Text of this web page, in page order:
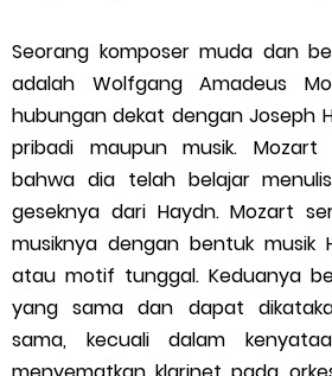
Seorang komposer muda dan
adalah Wolfgang Amadeus
hubungan dekat dengan Joseph
pribadi maupun musik. Mozart
bahwa dia telah belajar
geseknya dari Haydn. Mozart
musiknya dengan bentuk musik
atau motif tunggal. Keduanya
yang sama dan dapat
sama, kecuali dalam